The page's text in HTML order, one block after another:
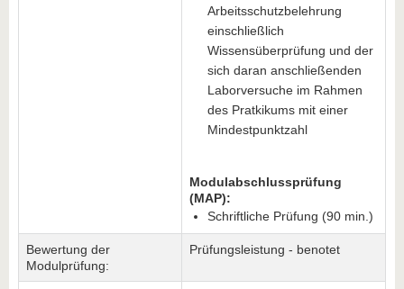
Arbeitsschutzbelehrung
einschließlich
Wissensüberprüfung und der
sich daran anschließenden
Laborversuche im Rahmen
des Pratkikums mit einer
Mindestpunktzahl
Modulabschlussprüfung
(MAP):
Schriftliche Prüfung (90 min.)
Bewertung der
Modulprüfung:
Prüfungsleistung - benotet